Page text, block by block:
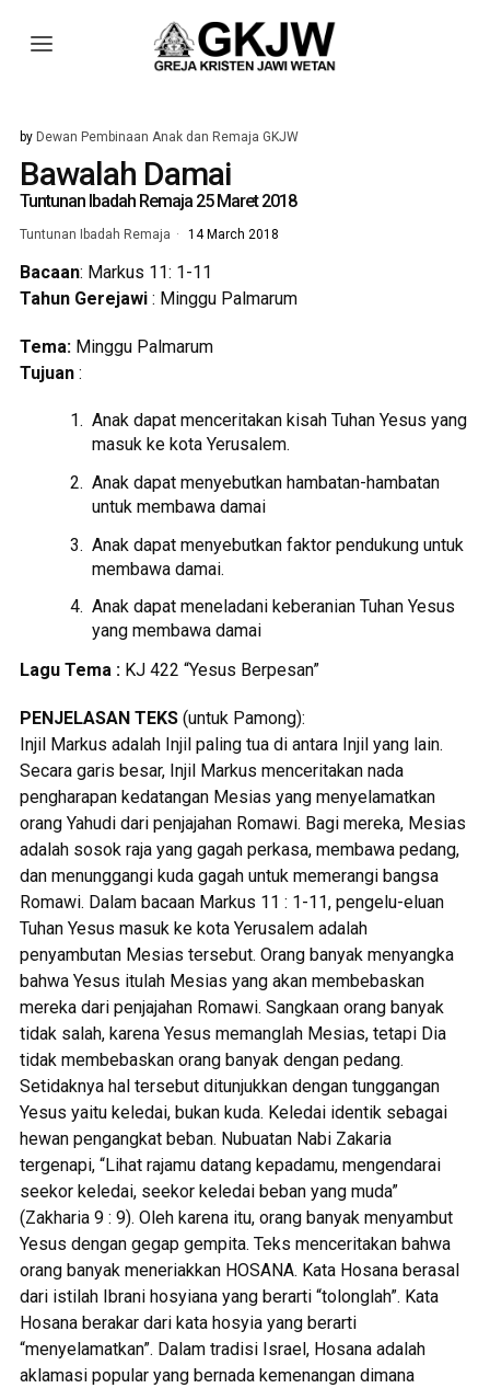
by Dewan Pembinaan Anak dan Remaja GKJW
Bawalah Damai
Tuntunan Ibadah Remaja 25 Maret 2018
Tuntunan Ibadah Remaja 14 March 2018
Bacaan: Markus 11: 1-11
Tahun Gerejawi: Minggu Palmarum
Tema:Minggu Palmarum
Tujuan:
Anak dapat menceritakan kisah Tuhan Yesus yang
masuk ke kota Yerusalem.
Anak dapat menyebutkan hambatan-hambatan
untuk membawa damai
Anak dapat menyebutkan faktor pendukung untuk
membawa damai.
Anak dapat meneladani keberanian Tuhan Yesus
yang membawa damai
Lagu Tema :KJ 422 “Yesus Berpesan”
PENJELASAN TEKS(untuk Pamong):
Injil Markus adalah Injil paling tua di antara Injil yang lain.
Secara garis besar, Injil Markus menceritakan nada
pengharapan kedatangan Mesias yang menyelamatkan
orang Yahudi dari penjajahan Romawi. Bagi mereka, Mesias
adalah sosok raja yang gagah perkasa, membawa pedang,
dan menunggangi kuda gagah untuk memerangi bangsa
Romawi. Dalam bacaan Markus 11 : 1-11, pengelu-eluan
Tuhan Yesus masuk ke kota Yerusalem adalah
penyambutan Mesias tersebut. Orang banyak menyangka
bahwa Yesus itulah Mesias yang akan membebaskan
mereka dari penjajahan Romawi. Sangkaan orang banyak
tidak salah, karena Yesus memanglah Mesias, tetapi Dia
tidak membebaskan orang banyak dengan pedang.
Setidaknya hal tersebut ditunjukkan dengan tunggangan
Yesus yaitu keledai, bukan kuda. Keledai identik sebagai
hewan pengangkat beban. Nubuatan Nabi Zakaria
tergenapi, “Lihat rajamu datang kepadamu, mengendarai
seekor keledai, seekor keledai beban yang muda”
(Zakharia 9 : 9). Oleh karena itu, orang banyak menyambut
Yesus dengan gegap gempita. Teks menceritakan bahwa
orang banyak meneriakkan HOSANA. Kata Hosana berasal
dari istilah Ibrani hosyiana yang berarti “tolonglah”. Kata
Hosana berakar dari kata hosyia yang berarti
“menyelamatkan”. Dalam tradisi Israel, Hosana adalah
aklamasi popular yang bernada kemenangan dimana